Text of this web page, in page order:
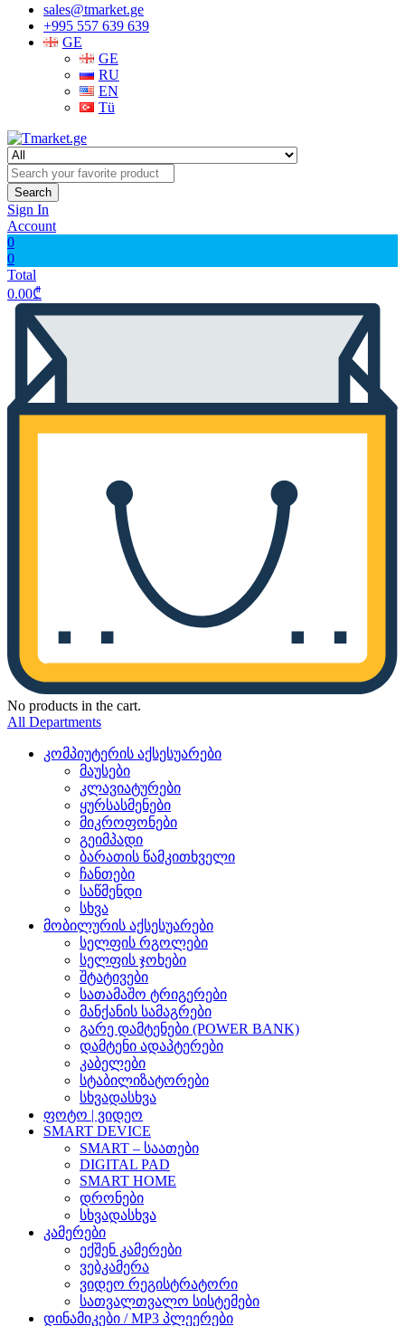
sales@tmarket.ge
+995 557 639 639
GE
GE
RU
EN
Tü
Search
Sign In
Account
0
0
Total
0.00₾
No products in the cart.
All Departments
კომპიუტერის აქსესუარები
მაუსები
კლავიატურები
ყურსასმენები
მიკროფონები
გეიმპადი
ბარათის წამკითხველი
ჩანთები
საწმენდი
სხვა
მობილურის აქსესუარები
სელფის რგოლები
სელფის ჯოხები
შტატივები
სათამაშო ტრიგერები
მანქანის სამაგრები
გარე დამტენები (POWER BANK)
დამტენი ადაპტერები
კაბელები
სტაბილიზატორები
სხვადასხვა
ფოტო | ვიდეო
SMART DEVICE
SMART – საათები
DIGITAL PAD
SMART HOME
დრონები
სხვადასხვა
კამერები
ექშენ კამერები
ვებკამერა
ვიდეო რეგისტრატორი
სათვალთვალო სისტემები
დინამიკები / MP3 პლეერები